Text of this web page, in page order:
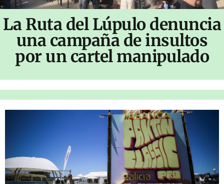
La Ruta del Lúpulo denuncia
una campaña de insultos
por un cartel manipulado